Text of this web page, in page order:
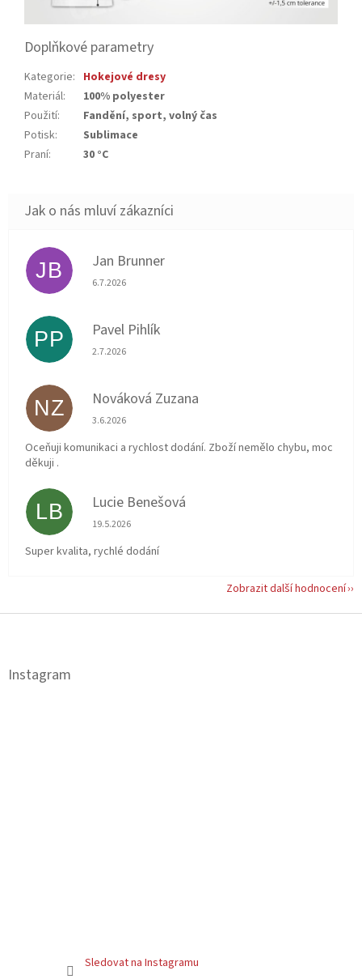
Doplňkové parametry
Kategorie: Hokejové dresy
Materiál:
100% polyester
Použití:
Fandění, sport, volný čas
Potisk:
Sublimace
Praní: 30 °C
JB Jan Brunner
Hodnocení obchodu je 5 z 5 hvězdiček.
6.7.2026
PP Pavel Pihlík
Hodnocení obchodu je 5 z 5 hvězdiček.
2.7.2026
NZ Nováková Zuzana
Hodnocení obchodu je 5 z 5 hvězdiček.
3.6.2026
Oceňuji komunikaci a rychlost dodání. Zboží nemělo chybu, moc
děkuji .
LB Lucie Benešová
Hodnocení obchodu je 5 z 5 hvězdiček.
19.5.2026
Super kvalita, rychlé dodání
Zobrazit další hodnocení
Z
Instagram
Sledovat na Instagramu